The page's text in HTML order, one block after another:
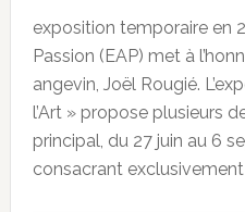
exposition temporaire en
Passion (EAP) met à
angevin, Joël Rougié.
l’Art » propose plusieurs
principal, du 27 juin au 6
consacrant exclusivement